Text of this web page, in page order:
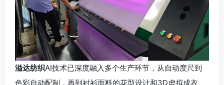
溢达纺织AI技术已深度融入多个生产环节，从自动度尺到
色彩自动配制，再到衬衫面料的花型设计和3D虚拟成衣